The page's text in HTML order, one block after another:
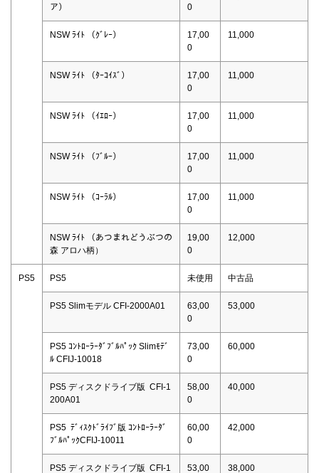
ア）
0
NSW ﾗｲﾄ （ｸﾞﾚｰ）
17,00
0
11,000
NSW ﾗｲﾄ （ﾀｰｺｲｽﾞ）
17,00
0
11,000
NSW ﾗｲﾄ （ｲｴﾛｰ）
17,00
0
11,000
NSW ﾗｲﾄ （ﾌﾞﾙｰ）
17,00
0
11,000
NSW ﾗｲﾄ （ｺｰﾗﾙ）
17,00
0
11,000
NSW ﾗｲﾄ （あつまれどうぶつの
森 アロハ柄）
19,00
0
12,000
PS5 PS5 未使用 中古品
PS5 Slimモデル CFI-2000A01
63,00
0
53,000
PS5 ｺﾝﾄﾛｰﾗｰﾀﾞﾌﾞﾙﾊﾟｯｸ Slimﾓﾃﾞ
ﾙ CFIJ-10018
73,00
0
60,000
PS5 ディスクドライブ版 CFI-1
200A01
58,00
0
40,000
PS5 ﾃﾞｨｽｸﾄﾞﾗｲﾌﾞ版 ｺﾝﾄﾛｰﾗｰﾀﾞ
ﾌﾞﾙﾊﾟｯｸCFIJ-10011
60,00
0
42,000
PS5 ディスクドライブ版 CFI-1 53,00 38,000